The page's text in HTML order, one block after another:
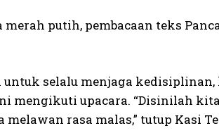
putih, pembacaan teks
selalu menjaga
mengikuti upacara. “Disinilah
rasa malas,” tutup Kasi